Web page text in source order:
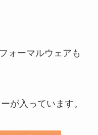
ォーマルウェアも
が入っています。